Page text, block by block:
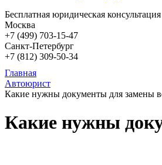
Бесплатная юридическая консультация
Москва
+7 (499) 703-15-47
Санкт-Петербург
+7 (812) 309-50-34
Главная
Автоюрист
Какие нужны документы для замены
Какие нужны